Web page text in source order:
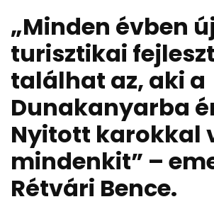
„Minden évben
turisztikai
találhat az, aki a
Dunakanyarba
Nyitott karokkal
mindenkit” –
Rétvári Bence.